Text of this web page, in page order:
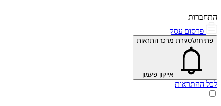
התחברות
פרסום עסק
פתיחת\סגירת מרכז התראות
אייקון פעמון
לכל ההתראות